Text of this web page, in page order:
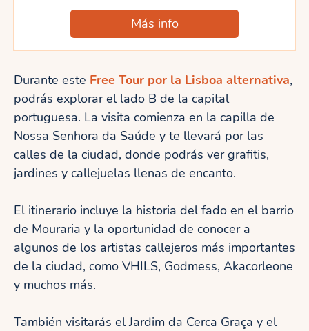
Más info
Durante este Free Tour por la Lisboa alternativa,
podrás explorar el lado B de la capital
portuguesa. La visita comienza en la capilla de
Nossa Senhora da Saúde y te llevará por las
calles de la ciudad, donde podrás ver grafitis,
jardines y callejuelas llenas de encanto.
El itinerario incluye la historia del fado en el barrio
de Mouraria y la oportunidad de conocer a
algunos de los artistas callejeros más importantes
de la ciudad, como VHILS, Godmess, Akacorleone
y muchos más.
También visitarás el Jardim da Cerca Graça y el